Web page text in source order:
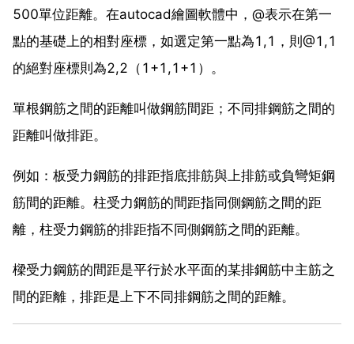
500單位距離。在autocad繪圖軟體中，@表示在第一
點的基礎上的相對座標，如選定第一點為1,1，則@1,1
的絕對座標則為2,2（1+1,1+1）。
單根鋼筋之間的距離叫做鋼筋間距；不同排鋼筋之間的
距離叫做排距。
例如：板受力鋼筋的排距指底排筋與上排筋或負彎矩鋼
筋間的距離。柱受力鋼筋的間距指同側鋼筋之間的距
離，柱受力鋼筋的排距指不同側鋼筋之間的距離。
樑受力鋼筋的間距是平行於水平面的某排鋼筋中主筋之
間的距離，排距是上下不同排鋼筋之間的距離。